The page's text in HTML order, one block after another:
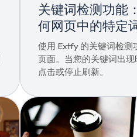
关键词检测功能
何网页中的特定
使用 Extfy 的关键词检测
页面。当您的关键词出
点击或停止刷新。